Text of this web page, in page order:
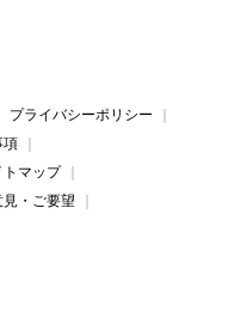
プライバシーポリシー
項
トマップ
見・ご要望